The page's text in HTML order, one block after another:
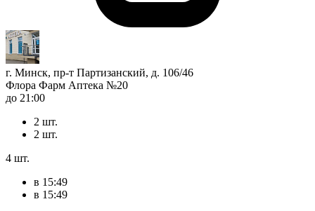
г. Минск, пр-т Партизанский, д. 106/46
Флора Фарм Аптека №20
до 21:00
2 шт.
2 шт.
4 шт.
в 15:49
в 15:49